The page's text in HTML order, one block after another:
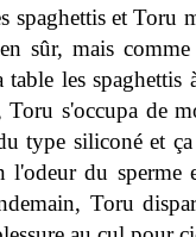
spaghettis et Toru
sûr, mais
les
Toru s'occupa de
type siliconé et
l'odeur du
Toru